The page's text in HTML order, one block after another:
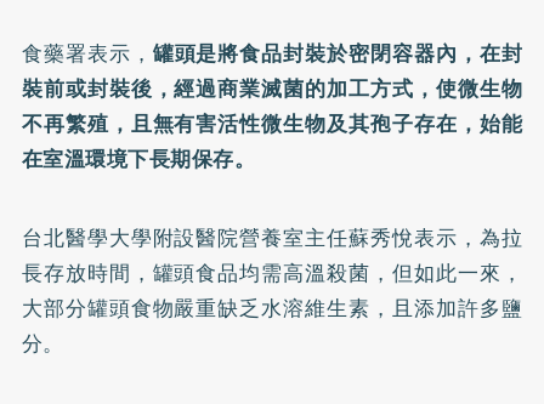
食藥署表示， 罐頭是將食品封裝於密閉容器內，在封
裝前或封裝後，經過商業滅菌的加工方式，使微生物
不再繁殖，且無有害活性微生物及其孢子存在，始能
在室溫環境下長期保存。
台北醫學大學附設醫院營養室主任蘇秀悅表示，為拉
長存放時間，罐頭食品均需高溫殺菌，但如此一來，
大部分罐頭食物嚴重缺乏水溶維生素，且添加許多鹽
分。